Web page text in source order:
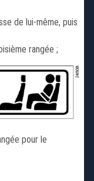
de lui-même, puis
rangée ;
pour le